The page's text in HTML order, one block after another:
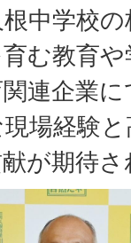
中学校
む教育
連企業
場経験
が期待